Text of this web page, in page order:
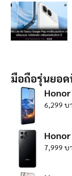
มือถือรุ่นยอ
6,299 บ
7,999 บ